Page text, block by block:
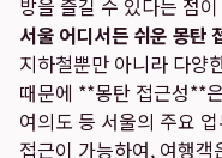
방을 즐길 수 있다는 점
서울 어디서든 쉬운 몽탄
지하철뿐만 아니라 다양
때문에 **몽탄 접근성**
여의도 등 서울의 주요
접근이 가능하여, 여행